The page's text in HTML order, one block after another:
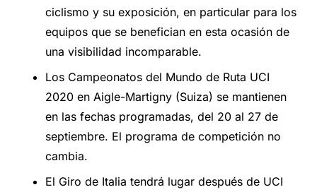
ciclismo y su exposición, en particular para los
equipos que se benefician en esta ocasión de
una visibilidad incomparable.
Los Campeonatos del Mundo de Ruta UCI
2020 en Aigle-Martigny (Suiza) se mantienen
en las fechas programadas, del 20 al 27 de
septiembre. El programa de competición no
cambia.
El Giro de Italia tendrá lugar después de UCI